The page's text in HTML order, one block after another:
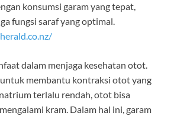
konsumsi garam yang tepat,
fungsi saraf yang optimal.
dalam menjaga kesehatan otot.
membantu kontraksi otot yang
terlalu rendah, otot bisa
kram. Dalam hal ini, garam